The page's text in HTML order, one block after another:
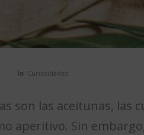
In Curiosidades
son las aceitunas, las
aperitivo. Sin